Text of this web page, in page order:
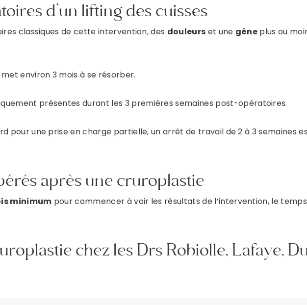
d’un lifting des cuisses
classiques de cette intervention, des douleurs et une gêne plus ou
met environ 3 mois à se résorber.
présentes durant les 3 premières semaines post-opératoires.
pour une prise en charge partielle, un arrêt de travail de 2 à 3 semaines
après une cruroplastie
minimum pour commencer à voir les résultats de l’intervention, le
chez les Drs Robiolle, Lafaye,
DR DULY